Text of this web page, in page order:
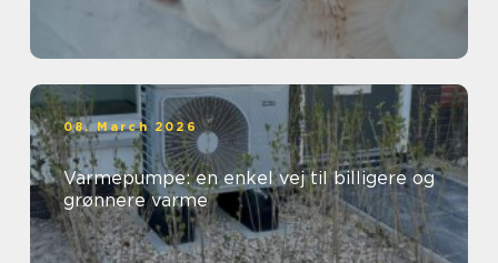
08. March 2026
Varmepumpe: en enkel vej til billigere og
grønnere varme